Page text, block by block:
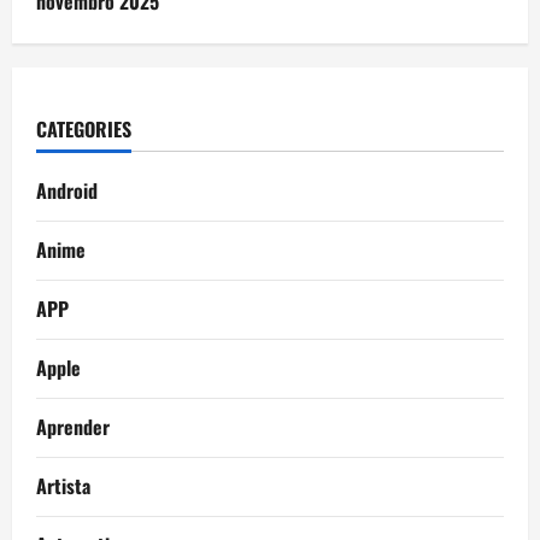
CATEGORIES
Android
Anime
APP
Apple
Aprender
Artista